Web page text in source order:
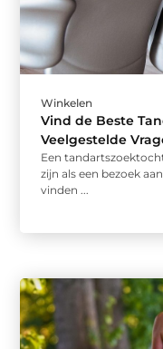
Winkelen
Vind de Beste
Veelgestelde
Een
zijn als een bezoek
vinden ...